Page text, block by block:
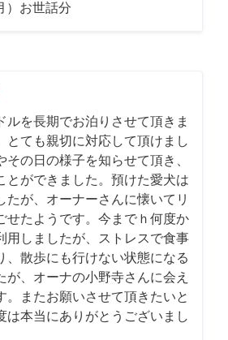
）お世話分
ルを長期でお泊りさせて頂きま
とても親切に対応して頂けまし
その日の様子を知らせて頂き、
とができました。預けた愛犬は
たが、オーナーさんに懐いてリ
せたようです。今までｈ何度か
用しましたが、ストレスで食事
、散歩にも行けない状態になる
が、オーナの小野寺さんに会え
。またお願いさせて頂きたいと
は本当にありがとうございまし